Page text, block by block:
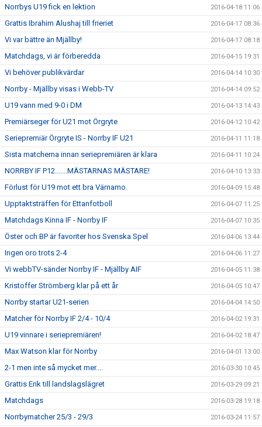
Norrbys U19 fick en lektion 2016-04-18 11:06
Grattis Ibrahim Alushaj till frieriet 2016-04-17 08:36
Vi var bättre än Mjällby! 2016-04-17 08:18
Matchdags, vi är förberedda 2016-04-15 19:31
Vi behöver publikvärdar 2016-04-14 10:30
Norrby - Mjällby visas i Webb-TV 2016-04-14 09:52
U19 vann med 9-0 i DM 2016-04-13 14:43
Premiärseger för U21 mot Örgryte 2016-04-12 10:42
Seriepremiär Örgryte IS - Norrby IF U21 2016-04-11 11:18
Sista matcherna innan seriepremiären är klara 2016-04-11 10:24
NORRBY IF P12.......MÄSTARNAS MÄSTARE! 2016-04-10 13:33
Förlust för U19 mot ett bra Värnamo. 2016-04-09 15:48
Upptaktsträffen för Ettanfotboll 2016-04-07 11:25
Matchdags Kinna IF - Norrby IF 2016-04-07 10:35
Öster och BP är favoriter hos Svenska Spel 2016-04-06 13:44
Ingen oro trots 2-4 2016-04-06 11:27
Vi webbTV-sänder Norrby IF - Mjällby AIF 2016-04-05 11:38
Kristoffer Strömberg klar på ett år 2016-04-05 10:47
Norrby startar U21-serien 2016-04-04 14:50
Matcher för Norrby IF 2/4 - 10/4 2016-04-02 19:31
U19 vinnare i seriepremiären! 2016-04-02 18:47
Max Watson klar för Norrby 2016-04-01 13:00
2-1 men inte så mycket mer.... 2016-03-30 10:45
Grattis Erik till landslagslägret 2016-03-29 09:21
Matchdags 2016-03-28 19:18
Norrbymatcher 25/3 - 29/3 2016-03-24 11:57